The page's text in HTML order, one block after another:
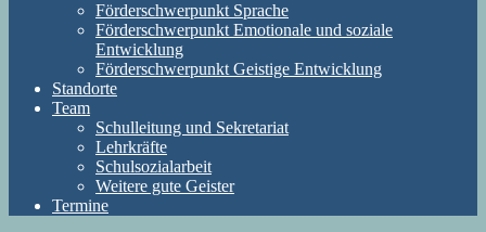
Förderschwerpunkt Sprache
Förderschwerpunkt Emotionale und soziale
Entwicklung
Förderschwerpunkt Geistige Entwicklung
Standorte
Team
Schulleitung und Sekretariat
Lehrkräfte
Schulsozialarbeit
Weitere gute Geister
Termine